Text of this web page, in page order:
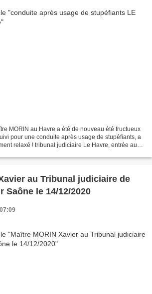
MORIN au Havre a été de nouveau été fructueux
pour une conduite après usage de stupéfiants, a
relaxé ! tribunal judiciaire Le Havre, entrée au
au Tribunal judiciaire de
Saône le 14/12/2020